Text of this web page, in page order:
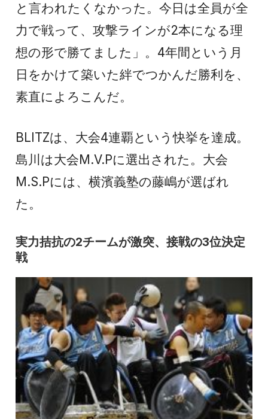
と言われたくなかった。今日は全員が全
力で戦って、攻撃ラインが2本になる理
想の形で勝てました」。4年間という月
日をかけて築いた絆でつかんだ勝利を、
素直によろこんだ。
BLITZは、大会4連覇という快挙を達成。
島川は大会M.V.Pに選出された。大会
M.S.Pには、横濱義塾の藤嶋が選ばれ
た。
実力拮抗の2チームが激突、接戦の3位決定
戦